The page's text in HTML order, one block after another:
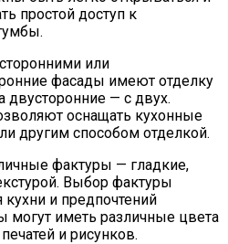
простой доступ к
или
фасады имеют отделку
двусторонние — с двух.
оснащать кухонные
другим способом отделкой.
фактуры — гладкие,
Выбор фактуры
кухни и предпочтений
могут иметь различные цвета
и рисунков.